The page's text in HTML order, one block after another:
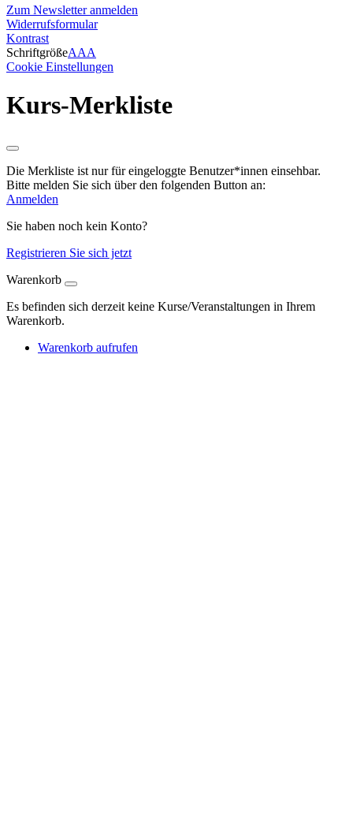
Zum Newsletter anmelden
Widerrufsformular
Kontrast
SchriftgrößeAAA
Cookie Einstellungen
Kurs-Merkliste
Die Merkliste ist nur für eingeloggte Benutzer*innen einsehbar.
Bitte melden Sie sich über den folgenden Button an:
Anmelden
Sie haben noch kein Konto?
Registrieren Sie sich jetzt
Warenkorb
Es befinden sich derzeit keine Kurse/Veranstaltungen in Ihrem
Warenkorb.
Warenkorb aufrufen